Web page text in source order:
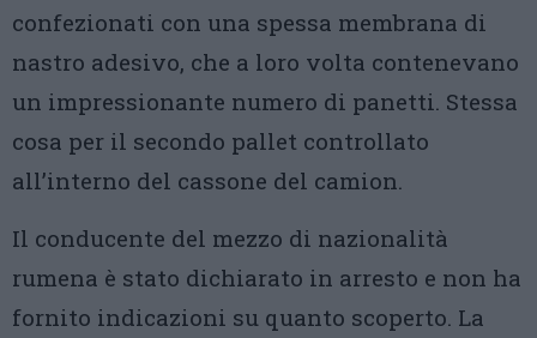
confezionati con una spessa membrana di
nastro adesivo, che a loro volta contenevano
un impressionante numero di panetti. Stessa
cosa per il secondo pallet controllato
all’interno del cassone del camion.
Il conducente del mezzo di nazionalità
rumena è stato dichiarato in arresto e non ha
fornito indicazioni su quanto scoperto. La